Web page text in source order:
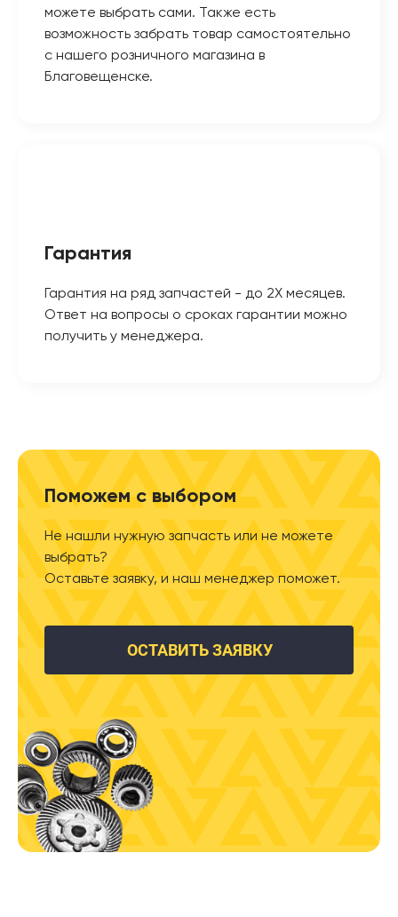
можете выбрать сами. Также есть
возможность забрать товар самостоятельно
с нашего розничного магазина в
Благовещенске.
Гарантия
Гарантия на ряд запчастей - до 2Х месяцев.
Ответ на вопросы о сроках гарантии можно
получить у менеджера.
Поможем с выбором
Не нашли нужную запчасть или не можете
выбрать?
Оставьте заявку, и наш менеджер поможет.
ОСТАВИТЬ ЗАЯВКУ